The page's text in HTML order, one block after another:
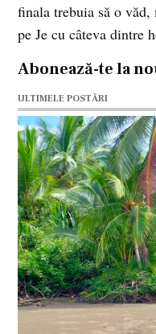
finala trebuia să o văd,
pe Je cu câteva
Abonează-te la
ULTIMELE POSTĂRI